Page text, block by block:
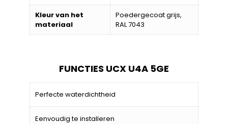
Kleur van het
materiaal
Poedergecoat grijs,
RAL 7043
FUNCTIES UCX U4A 5GE
Perfecte waterdichtheid
Eenvoudig te installeren